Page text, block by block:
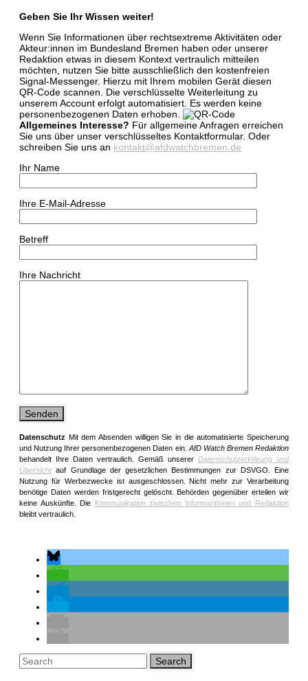
Geben Sie Ihr Wissen weiter!
Wenn Sie Informationen über rechtsextreme Aktivitäten oder
Akteur:innen im Bundesland Bremen haben oder unserer
Redaktion etwas in diesem Kontext vertraulich mitteilen
möchten, nutzen Sie bitte ausschließlich den kostenfreien
Signal-Messenger. Hierzu mit Ihrem mobilen Gerät diesen
QR-Code scannen. Die verschlüsselte Weiterleitung zu
unserem Account erfolgt automatisiert. Es werden keine
personenbezogenen Daten erhoben.
Allgemeines Interesse? Für allgemeine Anfragen erreichen
Sie uns über unser verschlüsseltes Kontaktformular. Oder
schreiben Sie uns an kontakt@afdwatchbremen.de
Ihr Name
Ihre E-Mail-Adresse
Betreff
Ihre Nachricht
Datenschutz Mit dem Absenden willigen Sie in die automatisierte Speicherung
und Nutzung Ihrer personenbezogenen Daten ein. AfD Watch Bremen Redaktion
behandelt Ihre Daten vertraulich. Gemäß unserer Datenschutzerklärung und
Übersicht auf Grundlage der gesetzlichen Bestimmungen zur DSVGO. Eine
Nutzung für Werbezwecke ist ausgeschlossen. Nicht mehr zur Verarbeitung
benötige Daten werden fristgerecht gelöscht.Behörden gegenüber erteilen wir
keine Auskünfte. Die Kommunikation zwischen InformantInnen und Redaktion
bleibt vertraulich.